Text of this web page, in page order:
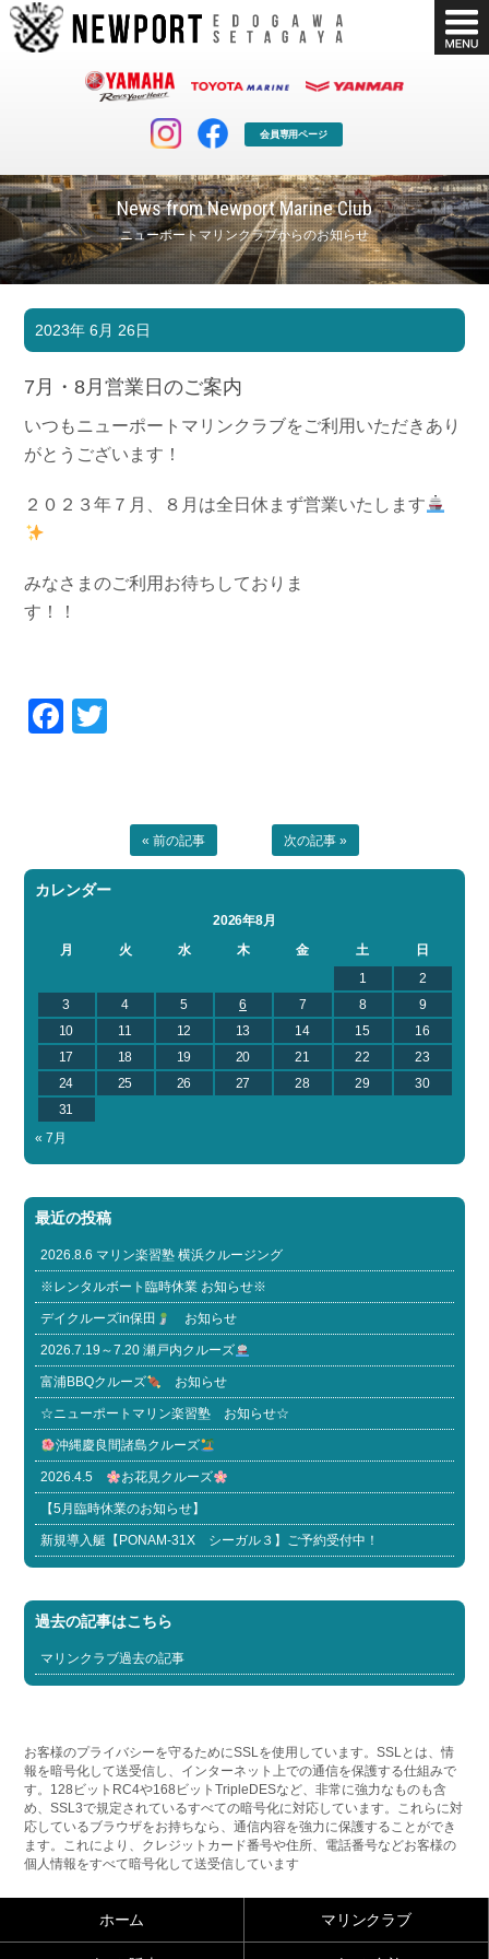
会員専用ページ
News from Newport Marine Club
ニューポートマリンクラブからのお知らせ
マリンクラブ
マリンライフを堪能したい！
ボート販売
ボート免許
長年の実績と信頼！
店舗情報
Shop Info.
お問い合わせ 会社概要
採用情報
2023年 6月 26日
7月・8月営業日のご案内
いつもニューポートマリンクラブをご利用いただきあり
がとうございます！
２０２３年７月、８月は全日休まず営業いたします
みなさまのご利用お待ちしておりま
す！！
Facebook
« 前の記事 次の記事 »
カレンダー
2026年8月
月
火 水 木 金 土
日
1
2
3
4 5 6 7 8
9
10
11 12 13 14 15
16
17
18 19 20 21 22
23
24
25 26 27 28 29
30
31
« 7月
最近の投稿
2026.8.6 マリン楽習塾 横浜クルージング
※レンタルボート臨時休業 お知らせ※
デイクルーズin保田 お知らせ
2026.7.19～7.20 瀬戸内クルーズ
富浦BBQクルーズ お知らせ
☆ニューポートマリン楽習塾 お知らせ☆
沖縄慶良間諸島クルーズ
2026.4.5 お花見クルーズ
【5月臨時休業のお知らせ】
新規導入艇【PONAM-31X シーガル３】ご予約受付中！
過去の記事はこちら
マリンクラブ過去の記事
お客様のプライバシーを守るためにSSLを使用しています。SSLとは、情
報を暗号化して送受信し、インターネット上での通信を保護する仕組みで
す。128ビットRC4や168ビットTripleDESなど、非常に強力なものも含
め、SSL3で規定されているすべての暗号化に対応しています。これらに対
応しているブラウザをお持ちなら、通信内容を強力に保護することができ
ます。これにより、クレジットカード番号や住所、電話番号などお客様の
個人情報をすべて暗号化して送受信しています
ホーム マリンクラブ